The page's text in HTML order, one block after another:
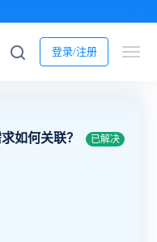
登录/注册
如何关联？ 已解决